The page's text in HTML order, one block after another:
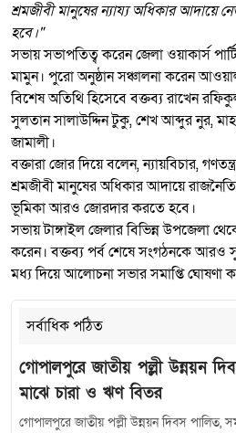
শ্রমজীবী মানুষের ন্যায্য অধিকার আদায়ে
হবে।"
সভায় সভাপতিত্ব করেন জেলা ওয়াকার্স
মামুন। পুরো অনুষ্ঠান সঞ্চালনা করেন
বিশেষ অতিথি হিসেবে বক্তব্য রাখেন
সুলতান সালাউদ্দিন টুকু, শেখ আব্দুর নুর,
জামালী।
বক্তারা জোর দিয়ে বলেন, ন্যায়বিচার,
শ্রমজীবী মানুষের অধিকার আদায়ে
ভূমিকা আরও জোরদার করতে হবে।
সভায় টাঙ্গাইল জেলার বিভিন্ন উপজেলা
করেন। বক্তব্য পর্ব শেষে সংগঠনকে আরও
মধ্য দিয়ে আলোচনা সভার সমাপ্তি ঘোষণা
সর্বাধিক পঠিত
গোপালপুরে জাতীয় পল্লী উন্নয়ন
মাঝে চারা ও ঋণ বিতর
গোপালপুরে জাতীয় পল্লী উন্নয়ন দিবস পালিত,